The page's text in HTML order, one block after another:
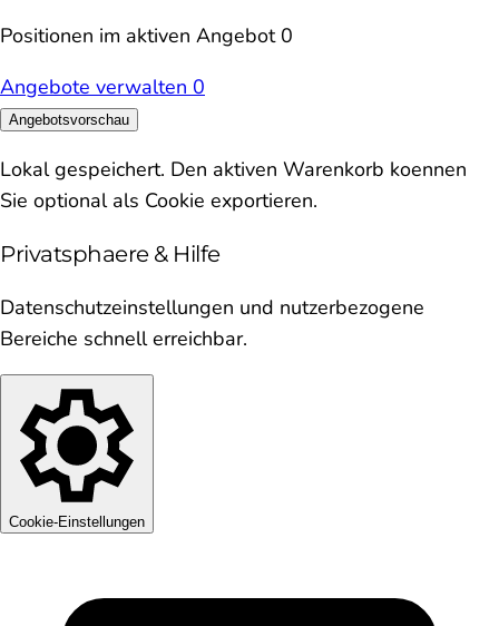
Positionen im aktiven Angebot 0
Angebote verwalten 0
Angebotsvorschau
Lokal gespeichert. Den aktiven Warenkorb koennen
Sie optional als Cookie exportieren.
Privatsphaere & Hilfe
Datenschutzeinstellungen und nutzerbezogene
Bereiche schnell erreichbar.
Cookie-Einstellungen